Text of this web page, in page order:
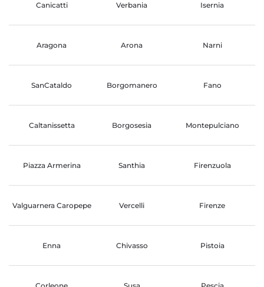
Canicatti Verbania Isernia
Aragona Arona Narni
SanCataldo Borgomanero Fano
Caltanissetta Borgosesia Montepulciano
Piazza Armerina Santhia Firenzuola
Valguarnera Caropepe Vercelli Firenze
Enna Chivasso Pistoia